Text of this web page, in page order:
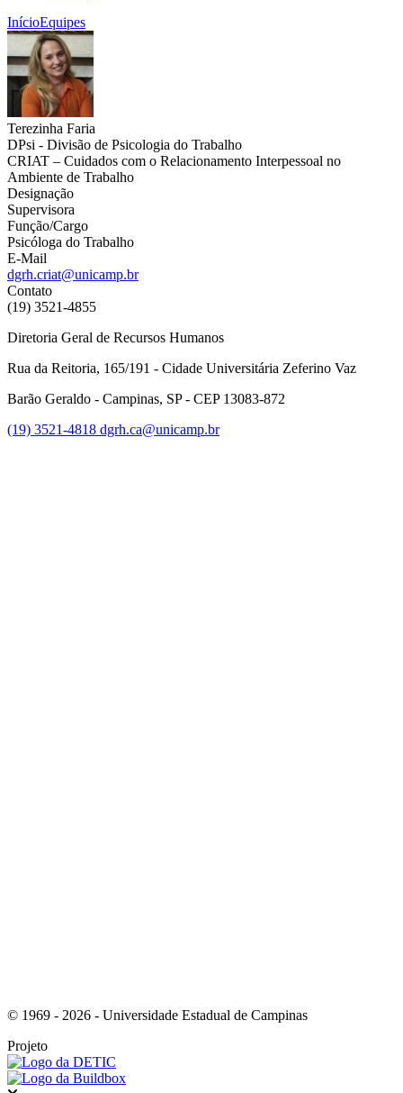
InícioEquipes
Terezinha Faria
DPsi - Divisão de Psicologia do Trabalho
CRIAT – Cuidados com o Relacionamento Interpessoal no
Ambiente de Trabalho
Designação
Supervisora
Função/Cargo
Psicóloga do Trabalho
E-Mail
dgrh.criat@unicamp.br
Contato
(19) 3521-4855
Diretoria Geral de Recursos Humanos
Rua da Reitoria, 165/191 - Cidade Universitária Zeferino Vaz
Barão Geraldo - Campinas, SP - CEP 13083-872
(19) 3521-4818 dgrh.ca@unicamp.br
© 1969 - 2026 - Universidade Estadual de Campinas
Projeto